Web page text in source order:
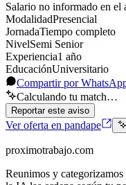
Salario no informado en el
ModalidadPresencial
JornadaTiempo completo
NivelSemi Senior
Experiencia1 año
EducaciónUniversitario
Compartir por
Calculando tu match…
Reportar este aviso
Ver oferta en pandape
proximotrabajo.com
Reunimos y